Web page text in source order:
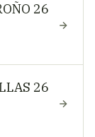
26
26